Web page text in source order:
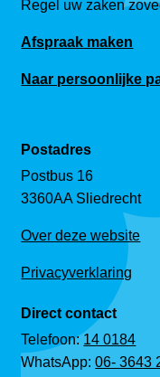
Regel uw zaken
Afspraak maken
Naar persoonlijke
Postadres
Postbus 16
3360AA Sliedrecht
Over deze website
Privacyverklaring
Direct contact
Telefoon:14 0184
WhatsApp:06- 3643